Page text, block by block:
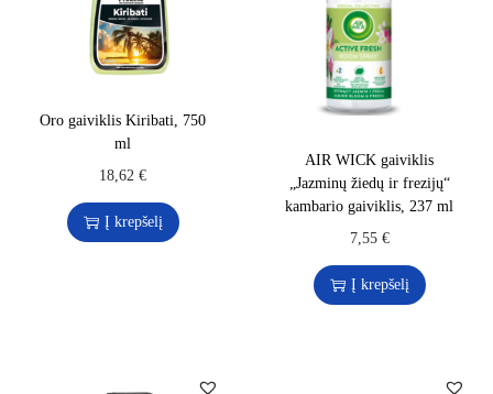
Oro gaiviklis Kiribati, 750
ml
18,62€
Į krepšelį
AIR WICK gaiviklis
„Jazminų žiedų ir frezijų“
kambario gaiviklis, 237 ml
7,55 €
Į krepšelį